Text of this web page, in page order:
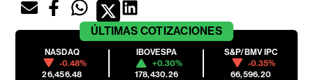
ÚLTIMAS COTIZACIONES
NASDAQ
-0.48%
26,456.48
IBOVESPA
+0.30%
178,430.26
S&P/BMV IPC
-0.35%
66,596.20